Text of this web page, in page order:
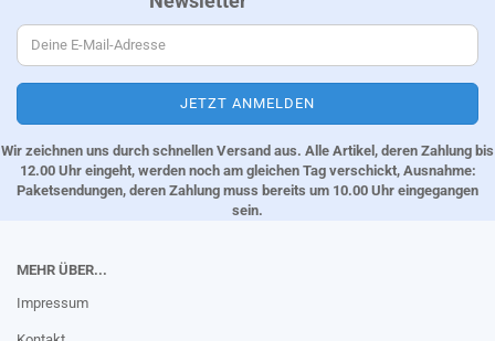
Wir zeichnen uns durch schnellen Versand aus. Alle Artikel, deren Zahlung bis
12.00 Uhr eingeht, werden noch am gleichen Tag verschickt, Ausnahme:
Paketsendungen, deren Zahlung muss bereits um 10.00 Uhr eingegangen
sein.
MEHR ÜBER...
Impressum